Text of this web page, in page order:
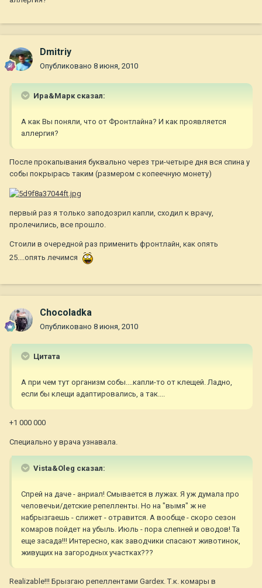
Dmitriy
Опубликовано 8 июня, 2010
Ира&Марк сказал:
А как Вы поняли, что от Фронтлайна? И как проявляется
аллергия?
После прокапывания буквально через три-четыре дня вся спина у
собы покрырась таким (размером с копеечную монету)
первый раз я только заподозрил капли, сходил к врачу,
пролечились, все прошло.
Стоили в очередной раз применить фронтлайн, как опять
25....опять лечимся
Chocoladka
Опубликовано 8 июня, 2010
Цитата
А при чем тут организм собы....капли-то от клещей. Ладно,
если бы клещи адаптировались, а так....
+1 000 000
Специально у врача узнавала.
Vista&Oleg сказал:
Спрей на даче - анриал! Смывается в лужах. Я уж думала про
человечьи/детские репелленты. Но на "вымя" ж не
набрызгаешь - слижет - отравится. А вообще - скоро сезон
комаров пойдет на убыль. Июль - пора слепней и оводов! Та
еще засада!!! Интересно, как заводчики спасают животинок,
живущих на загородных участках???
Realizable!!! Брызгаю репеллентами Gardex. Т.к. комары в